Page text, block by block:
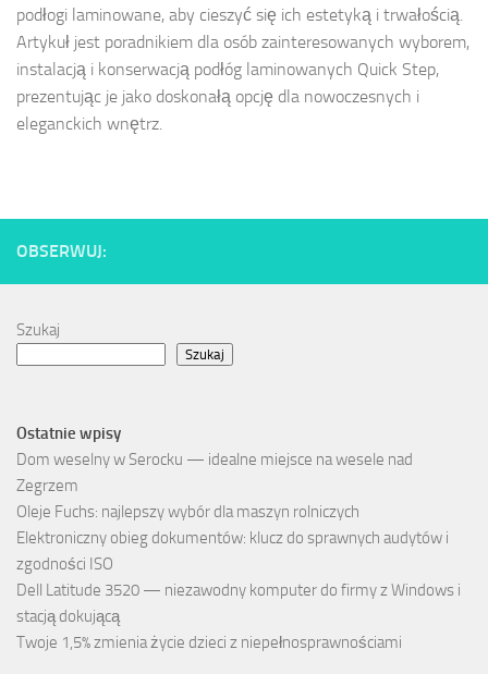
podłogi laminowane, aby cieszyć się ich estetyką i trwałością.
Artykuł jest poradnikiem dla osób zainteresowanych wyborem,
instalacją i konserwacją podłóg laminowanych Quick Step,
prezentując je jako doskonałą opcję dla nowoczesnych i
eleganckich wnętrz.
OBSERWUJ:
Szukaj
Szukaj
Ostatnie wpisy
Dom weselny w Serocku — idealne miejsce na wesele nad
Zegrzem
Oleje Fuchs: najlepszy wybór dla maszyn rolniczych
Elektroniczny obieg dokumentów: klucz do sprawnych audytów i
zgodności ISO
Dell Latitude 3520 — niezawodny komputer do firmy z Windows i
stacją dokującą
Twoje 1,5% zmienia życie dzieci z niepełnosprawnościami